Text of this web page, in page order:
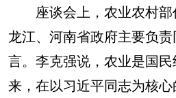
座谈会上，农业农村部
龙江、河南省政府主要负
言。李克强说，农业是国
来，在以习近平同志为核